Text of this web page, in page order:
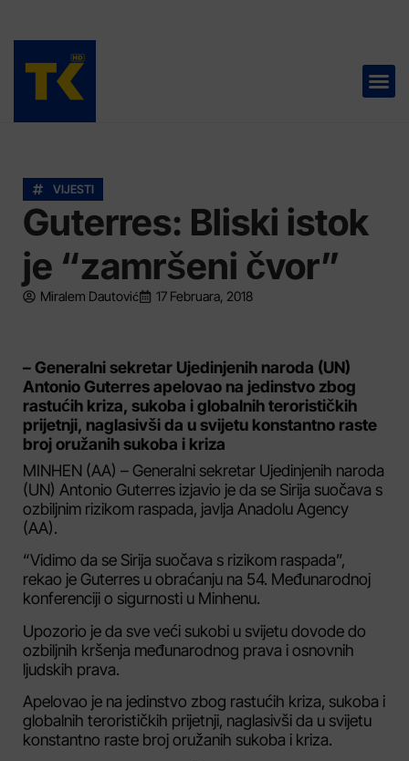
VIJESTI
Guterres: Bliski istok
je “zamršeni čvor”
Miralem Dautović 17 Februara, 2018
– Generalni sekretar Ujedinjenih naroda (UN)
Antonio Guterres apelovao na jedinstvo zbog
rastućih kriza, sukoba i globalnih terorističkih
prijetnji, naglasivši da u svijetu konstantno raste
broj oružanih sukoba i kriza
MINHEN (AA) – Generalni sekretar Ujedinjenih naroda
(UN) Antonio Guterres izjavio je da se Sirija suočava s
ozbiljnim rizikom raspada, javlja Anadolu Agency
(AA).
“Vidimo da se Sirija suočava s rizikom raspada”,
rekao je Guterres u obraćanju na 54. Međunarodnoj
konferenciji o sigurnosti u Minhenu.
Upozorio je da sve veći sukobi u svijetu dovode do
ozbiljnih kršenja međunarodnog prava i osnovnih
ljudskih prava.
Apelovao je na jedinstvo zbog rastućih kriza, sukoba i
globalnih terorističkih prijetnji, naglasivši da u svijetu
konstantno raste broj oružanih sukoba i kriza.